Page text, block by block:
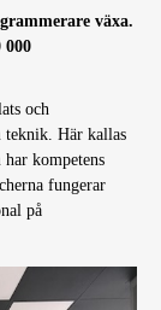
växa.
000
och
teknik. Här kallas
kompetens
fungerar
på